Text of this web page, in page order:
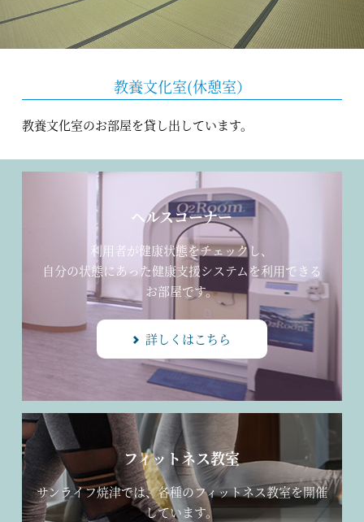
教養文化室(休憩室）
教養文化室のお部屋を貸し出しています。
ヘルスコーナー
利用者が健康状態をチェックし、
自分の状態にあった健康支援システムを利用できる
お部屋です。
詳しくはこちら
フィットネス教室
サンライフ焼津では、各種のフィットネス教室を開催
しています。